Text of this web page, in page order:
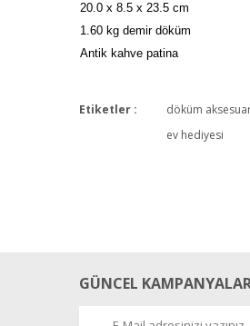
20.0 x 8.5 x 23.5 cm
1.60 kg demir döküm
Antik kahve patina
Etiketler : döküm
ev hediyesi
GÜNCEL